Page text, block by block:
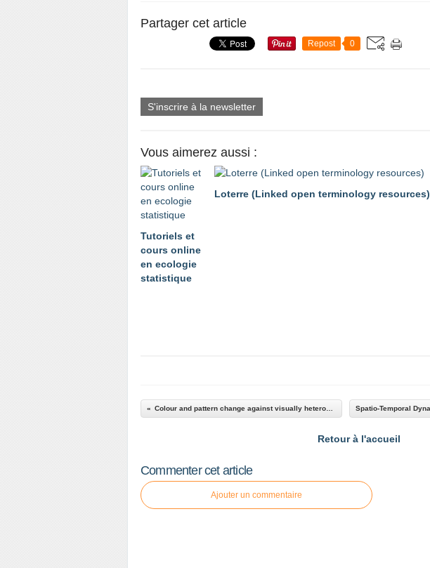
Partager cet article
Repost 0
S'inscrire à la newsletter
Vous aimerez aussi :
Tutoriels et
cours online
en ecologie
statistique
Loterre (Linked open terminology resources)
Retour à l'accueil
Commenter cet article
Ajouter un commentaire